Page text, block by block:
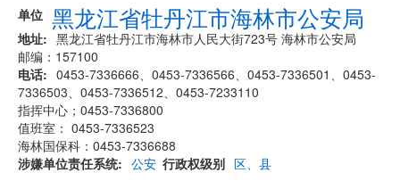
单位 黑龙江省牡丹江市海林市公安局
地址
黑龙江省牡丹江市海林市人民大街723号 海林市公安局
邮编：157100
电话
0453-7336666、0453-7336566、0453-7336501、0453-
7336503、0453-7336512、0453-7233110
指挥中心；0453-7336800
值班室： 0453-7336523
海林国保科：0453-7336688
涉嫌单位责任系统
公安 行政权级别 区、县